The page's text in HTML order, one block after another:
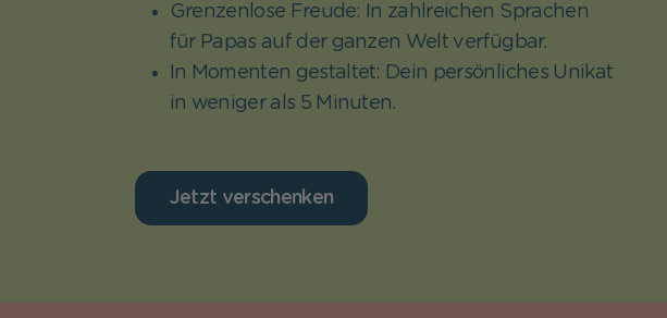
Kommunion
Grenzenlose Freude: In zahlreichen Sprachen
für Papas auf der ganzen Welt verfügbar.
In Momenten gestaltet: Dein persönliches Unikat
in weniger als 5 Minuten.
Jetzt verschenken